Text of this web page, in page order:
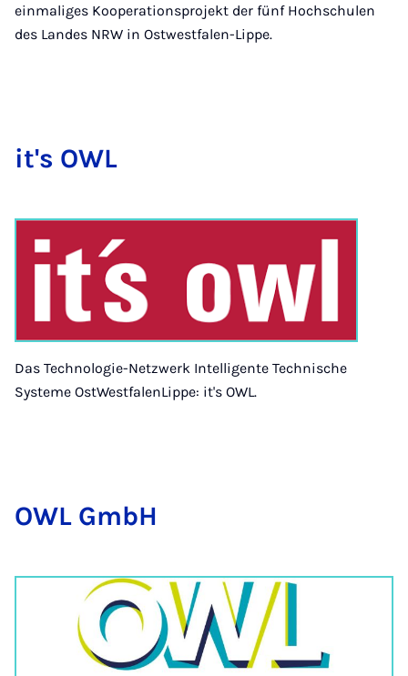
einmaliges Kooperationsprojekt der fünf Hochschulen
des Landes NRW in Ostwestfalen-Lippe.
it's OWL
Das Technologie-Netzwerk Intelligente Technische
Systeme OstWestfalenLippe: it's OWL.
OWL GmbH